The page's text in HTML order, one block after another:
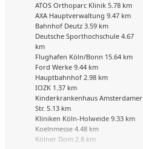
ATOS Orthoparc Klinik 5.78 km
AXA Hauptverwaltung 9.47 km
Bahnhof Deutz 3.59 km
Deutsche Sporthochschule 4.67
km
Flughafen Köln/Bonn 15.64 km
Ford Werke 9.44 km
Hauptbahnhof 2.98 km
IOZK 1.37 km
Kinderkrankenhaus Amsterdamer
Str. 5.13 km
Kliniken Köln-Holweide 9.33 km
Koelnmesse 4.48 km
Kölner Dom 2.8 km